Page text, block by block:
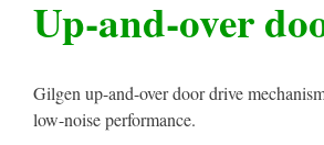
Up-and-over
Gilgen up-and-over door drive
low-noise performance.